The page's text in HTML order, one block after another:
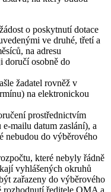
o poskytnutí dotace
ve druhé, třetí a
na adresu
doručí osobně do
žadatel rovněž v
na elektronickou
prostřednictvím
mailu datum zaslání), a
nebudou do výběrového
které nebyly řádně
vyhlášených okruhů
zařazeny do výběrového